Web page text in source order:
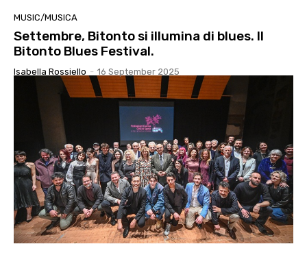
MUSIC/MUSICA
Settembre, Bitonto si illumina di blues. Il
Bitonto Blues Festival.
Isabella Rossiello - 16 September 2025